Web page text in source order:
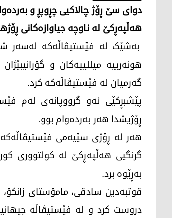
دوای سێ ڕۆژ چالاکیی چڕوپڕ و
هەڵپەڕکێ لە ناوچە جیاوازەکانی
بەشێک لە فێستیڤاڵەکە لەسەر
هونەرییە میللییەکان و
گەرمیان لە فێستیڤاڵەکە کرد.
پێشبڕکێی ئەو گرووپانەی لەم
ڕۆژیشدا هەر بەردەوام بوو.
هەر لە ڕۆژی سێیەمی
گرنگیی هەڵپەڕکێ لە کولتووری
بەڕێوە برد.